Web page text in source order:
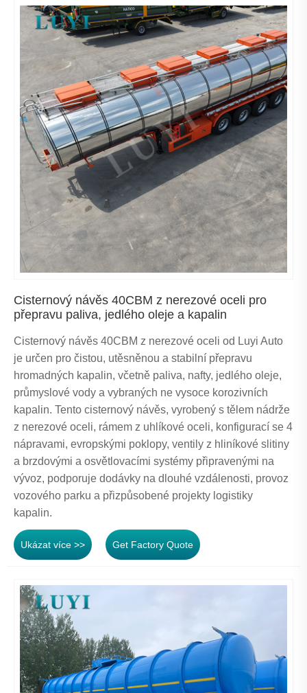
Cisternový návěs 40CBM z nerezové oceli pro
přepravu paliva, jedlého oleje a kapalin
Cisternový návěs 40CBM z nerezové oceli od Luyi Auto
je určen pro čistou, utěsněnou a stabilní přepravu
hromadných kapalin, včetně paliva, nafty, jedlého oleje,
průmyslové vody a vybraných ne vysoce korozivních
kapalin. Tento cisternový návěs, vyrobený s tělem nádrže
z nerezové oceli, rámem z uhlíkové oceli, konfigurací se 4
nápravami, evropskými poklopy, ventily z hliníkové slitiny
a brzdovými a osvětlovacími systémy připravenými na
vývoz, podporuje dodávky na dlouhé vzdálenosti, provoz
vozového parku a přizpůsobené projekty logistiky
kapalin.
Ukázat více >> Get Factory Quote